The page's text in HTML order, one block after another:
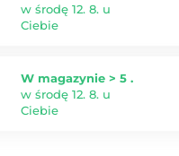
w środę 12. 8. u
Ciebie
W magazynie > 5 .
w środę 12. 8. u
Ciebie